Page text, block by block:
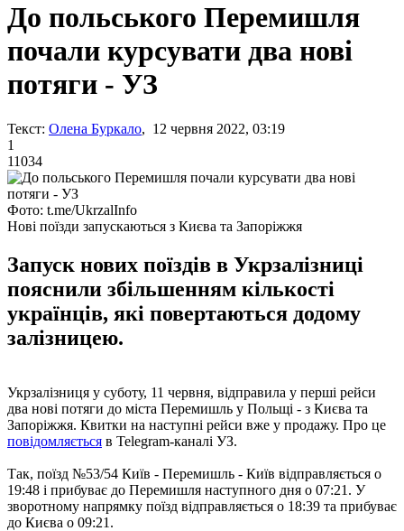
До польського Перемишля
почали курсувати два нові
потяги - УЗ
Текст: Олена Буркало, 12 червня 2022, 03:19
1
11034
Фото: t.me/UkrzalInfo
Нові поїзди запускаються з Києва та Запоріжжя
Запуск нових поїздів в Укрзалізниці
пояснили збільшенням кількості
українців, які повертаються додому
залізницею.
Укрзалізниця у суботу, 11 червня, відправила у перші рейси
два нові потяги до міста Перемишль у Польщі - з Києва та
Запоріжжя. Квитки на наступні рейси вже у продажу. Про це
повідомляється в Telegram-каналі УЗ.
Так, поїзд №53/54 Київ - Перемишль - Київ відправляється о
19:48 і прибуває до Перемишля наступного дня о 07:21. У
зворотному напрямку поїзд відправляється о 18:39 та прибуває
до Києва о 09:21.